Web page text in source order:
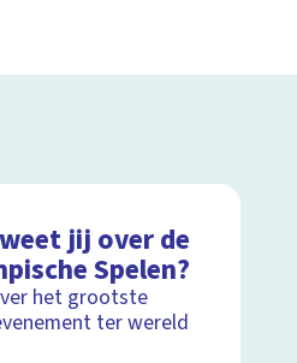
jij over de
Spelen?
het grootste
ter wereld